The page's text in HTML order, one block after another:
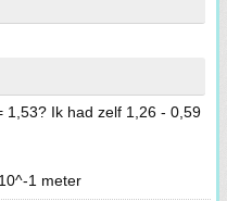
1,53? Ik had zelf 1,26 - 0,59
1 meter